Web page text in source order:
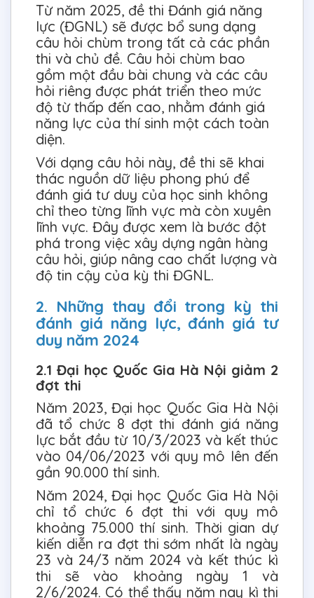
Từ năm 2025, đề thi Đánh giá năng
lực (ĐGNL) sẽ được bổ sung dạng
câu hỏi chùm trong tất cả các phần
thi và chủ đề. Câu hỏi chùm bao
gồm một đầu bài chung và các câu
hỏi riêng được phát triển theo mức
độ từ thấp đến cao, nhằm đánh giá
năng lực của thí sinh một cách toàn
diện.
Với dạng câu hỏi này, đề thi sẽ khai
thác nguồn dữ liệu phong phú để
đánh giá tư duy của học sinh không
chỉ theo từng lĩnh vực mà còn xuyên
lĩnh vực. Đây được xem là bước đột
phá trong việc xây dựng ngân hàng
câu hỏi, giúp nâng cao chất lượng và
độ tin cậy của kỳ thi ĐGNL.
2. Những thay đổi trong kỳ thi
đánh giá năng lực, đánh giá tư
duy năm 2024
2.1 Đại học Quốc Gia Hà Nội giảm 2
đợt thi
Năm 2023, Đại học Quốc Gia Hà Nội
đã tổ chức 8 đợt thi đánh giá năng
lực bắt đầu từ 10/3/2023 và kết thúc
vào 04/06/2023 với quy mô lên đến
gần 90.000 thí sinh.
Năm 2024, Đại học Quốc Gia Hà Nội
chỉ tổ chức 6 đợt thi với quy mô
khoảng 75.000 thí sinh. Thời gian dự
kiến diễn ra đợt thi sớm nhất là ngày
23 và 24/3 năm 2024 và kết thúc kì
thi sẽ vào khoảng ngày 1 và
2/6/2024. Có thể thấy năm nay kì thi